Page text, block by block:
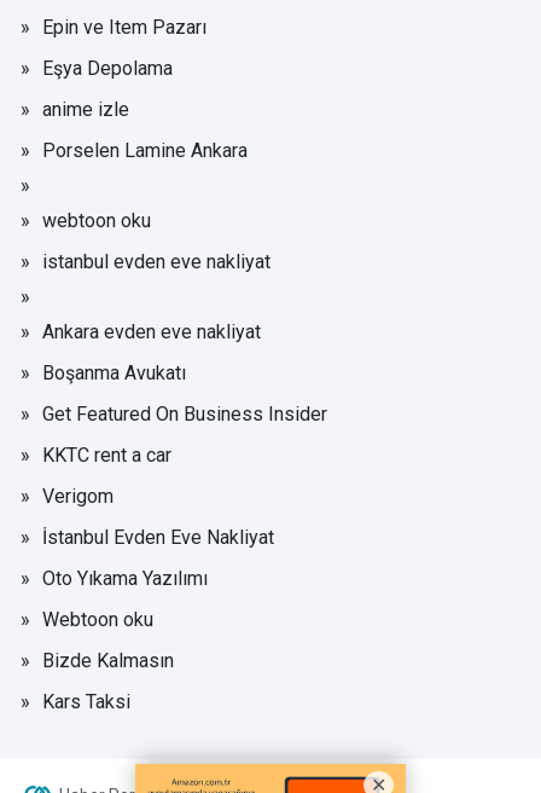
Epin ve Item Pazarı
Eşya Depolama
anime izle
Porselen Lamine Ankara
webtoon oku
istanbul evden eve nakliyat
Ankara evden eve nakliyat
Boşanma Avukatı
Get Featured On Business Insider
KKTC rent a car
Verigom
İstanbul Evden Eve Nakliyat
Oto Yıkama Yazılımı
Webtoon oku
Bizde Kalmasın
Kars Taksi